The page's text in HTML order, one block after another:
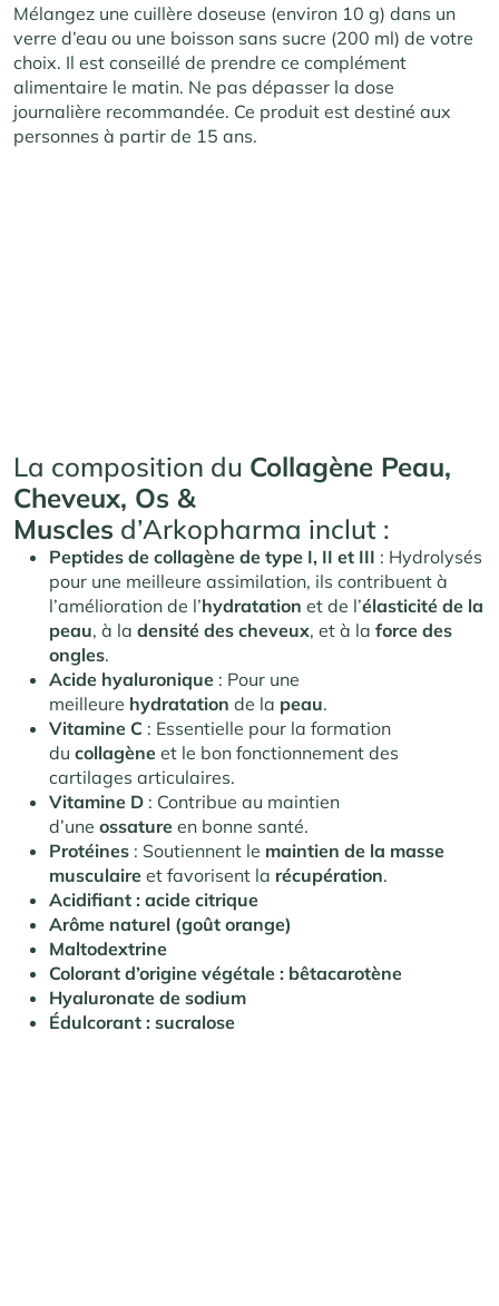
Mélangez une cuillère doseuse (environ 10 g) dans un
verre d’eau ou une boisson sans sucre (200 ml) de votre
choix. Il est conseillé de prendre ce complément
alimentaire le matin. Ne pas dépasser la dose
journalière recommandée. Ce produit est destiné aux
personnes à partir de 15 ans.
La composition du Collagène Peau,
Cheveux, Os &
Muscles d’Arkopharma inclut :
Peptides de collagène de type I, II et III : Hydrolysés
pour une meilleure assimilation, ils contribuent à
l’amélioration de l’hydratation et de l’élasticité de la
peau, à la densité des cheveux, et à la force des
ongles.
Acide hyaluronique : Pour une
meilleure hydratation de la peau.
Vitamine C : Essentielle pour la formation
du collagène et le bon fonctionnement des
cartilages articulaires.
Vitamine D : Contribue au maintien
d’une ossature en bonne santé.
Protéines : Soutiennent le maintien de la masse
musculaire et favorisent la récupération.
Acidifiant : acide citrique
Arôme naturel (goût orange)
Maltodextrine
Colorant d’origine végétale : bêtacarotène
Hyaluronate de sodium
Édulcorant : sucralose